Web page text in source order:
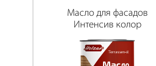
Масло для фасадов
Интенсив колор